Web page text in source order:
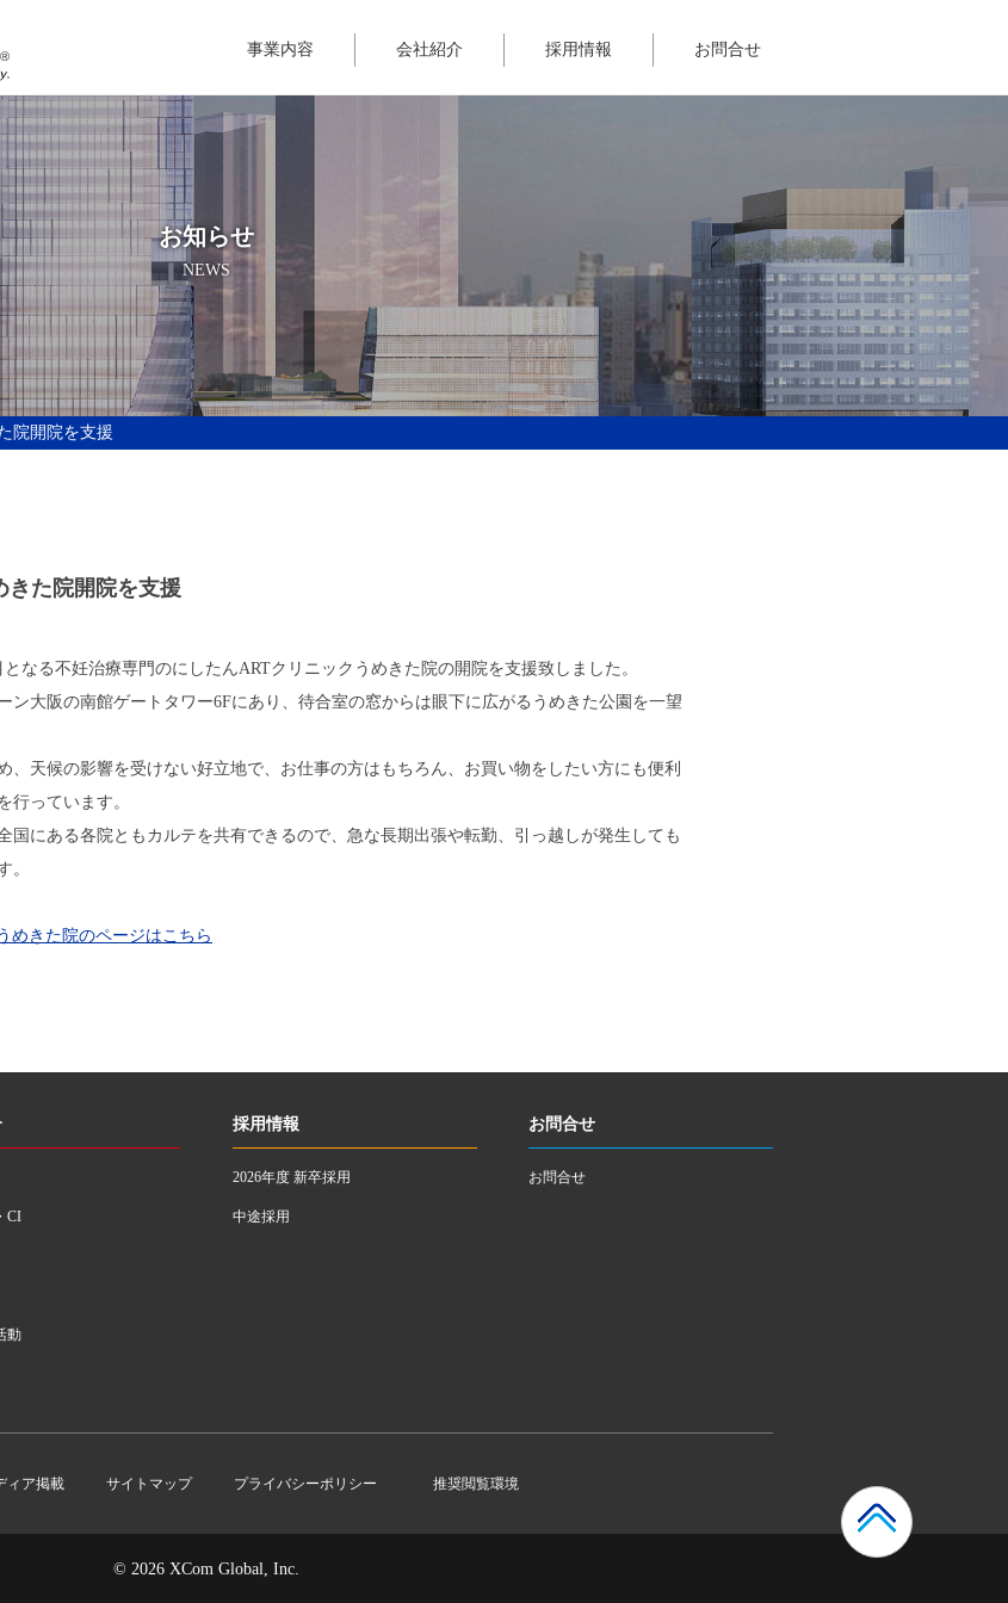
事業内容 会社紹介 採用情報 お問合せ
お知らせ
NEWS
院開院を支援
きた院開院を支援
なる不妊治療専門のにしたんARTクリニックうめきた院の開院を支援致しました。
ン大阪の南館ゲートタワー6Fにあり、待合室の窓からは眼下に広がるうめきた公園を一望
、天候の影響を受けない好立地で、お仕事の方はもちろん、お買い物をしたい方にも便利
行っています。
国にある各院ともカルテを共有できるので、急な長期出張や転勤、引っ越しが発生しても
。
めきた院のページはこちら
CI
動
採用情報
2026年度 新卒採用
中途採用
お問合せ
お問合せ
ィア掲載 サイトマップ プライバシーポリシー 推奨閲覧環境
© 2026 XCom Global, Inc.